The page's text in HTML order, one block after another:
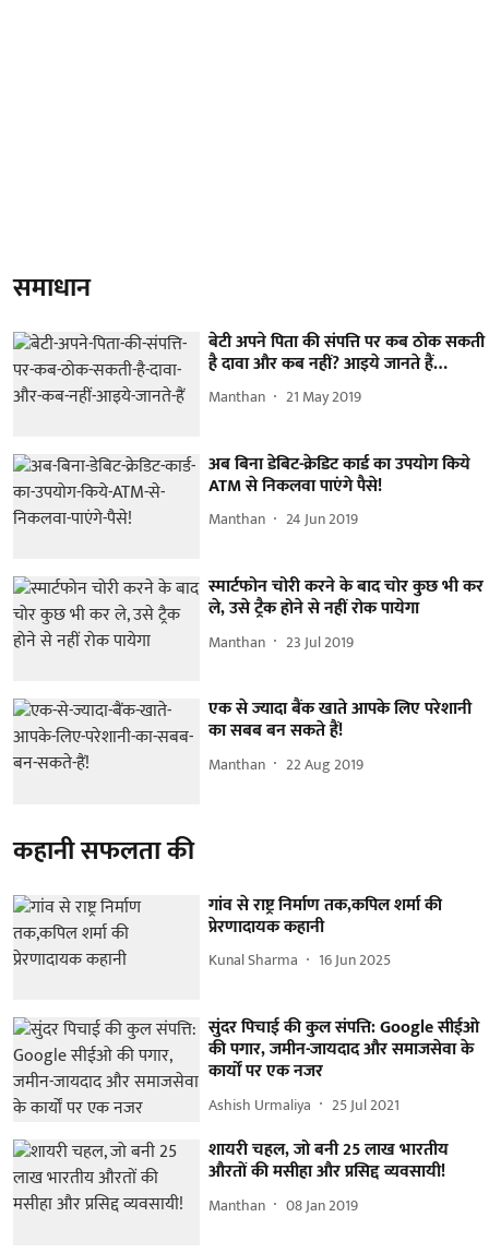
समाधान
बेटी अपने पिता की संपत्ति पर कब ठोक सकती
है दावा और कब नहीं? आइये जानते हैं…
Manthan 21 May 2019
अब बिना डेबिट-क्रेडिट कार्ड का उपयोग किये
ATM से निकलवा पाएंगे पैसे!
Manthan 24 Jun 2019
स्मार्टफोन चोरी करने के बाद चोर कुछ भी कर
ले, उसे ट्रैक होने से नहीं रोक पायेगा
Manthan 23 Jul 2019
एक से ज्यादा बैंक खाते आपके लिए परेशानी
का सबब बन सकते हैं!
Manthan 22 Aug 2019
कहानी सफलता की
गांव से राष्ट्र निर्माण तक,कपिल शर्मा की
प्रेरणादायक कहानी
Kunal Sharma 16 Jun 2025
सुंदर पिचाई की कुल संपत्ति: Google सीईओ
की पगार, जमीन-जायदाद और समाजसेवा के
कार्यों पर एक नजर
Ashish Urmaliya 25 Jul 2021
शायरी चहल, जो बनी 25 लाख भारतीय
औरतों की मसीहा और प्रसिद्द व्यवसायी!
Manthan 08 Jan 2019